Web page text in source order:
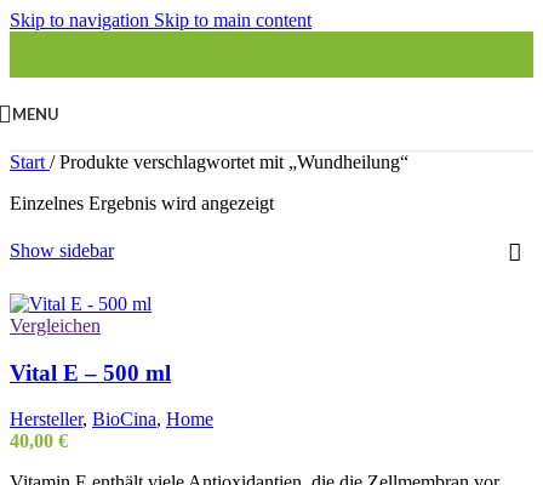
Skip to navigation Skip to main content
MENU
Start / Produkte verschlagwortet mit „Wundheilung“
Einzelnes Ergebnis wird angezeigt
Show sidebar
Vergleichen
Vital E – 500 ml
Hersteller, BioCina, Home
40,00 €